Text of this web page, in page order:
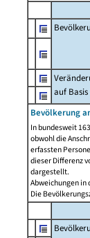
auf Basis
Bevölkerung
In bundesweit
obwohl die
erfassten
dieser Differenz
dargestellt.
Abweichungen in
Die